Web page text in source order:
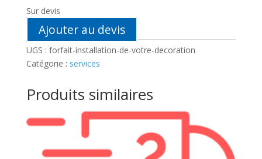
Sur devis
Ajouter au devis
UGS : forfait-installation-de-votre-decoration
Catégorie : services
Produits similaires